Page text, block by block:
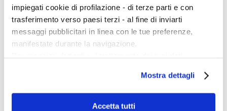
impiegati cookie di profilazione - di terze parti e con
trasferimento verso paesi terzi - al fine di inviarti
messaggi pubblicitari in linea con le tue preferenze,
manifestate durante la navigazione.
scelte privacy sui cookie, ti invitiamo a prendere visione
dell’informativa cookie.
Chiudendo il banner tramite la “X” prosegui la
Mostra dettagli
Accetta tutti
E
F
H
I